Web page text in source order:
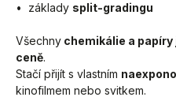
•  základy split-gradingu
Všechny chemikálie a papíry
ceně.
Stačí přijít s vlastním
kinofilmem nebo svitkem.